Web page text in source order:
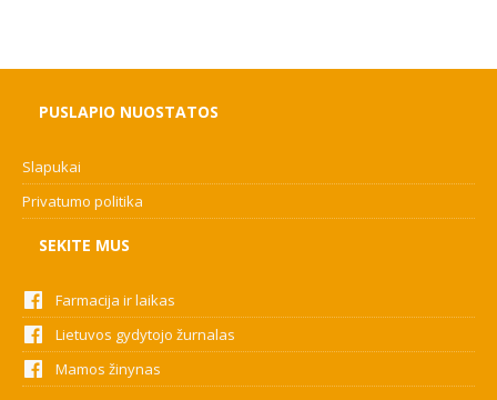
PUSLAPIO NUOSTATOS
Slapukai
Privatumo politika
SEKITE MUS
Farmacija ir laikas
Lietuvos gydytojo žurnalas
Mamos žinynas